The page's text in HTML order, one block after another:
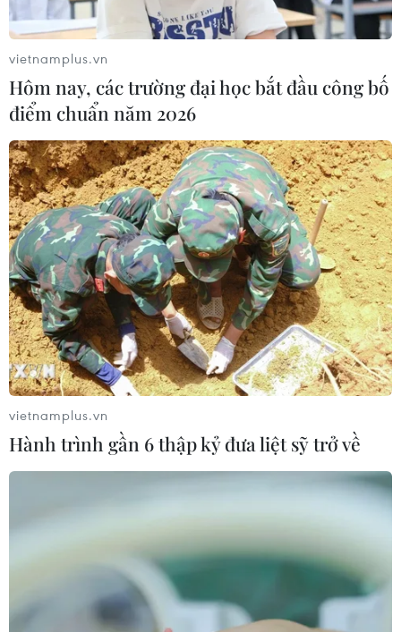
Một số quốc gia Đông Nam Á vẫn ghi nhận
hàng trăm ca mắc COVID-19 mới
14/06/2020 12:23
Một số quốc gia Đông Nam Á như Indonesia,
Philippines và Singapore tiếp tục ghi nhận thêm hàng
trăm ca mắc và tử vong do bệnh viêm đường hô hấp
cấp COVID-19 trong ngày 14/6.
vietnamplus.vn
Hôm nay, các trường đại học bắt đầu công bố
điểm chuẩn năm 2026
vietnamplus.vn
Hành trình gần 6 thập kỷ đưa liệt sỹ trở về